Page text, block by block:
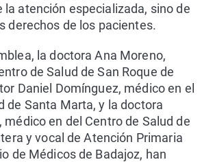
la atención especializada, sino de
derechos de los pacientes.
la doctora Ana Moreno,
de Salud de San Roque de
Daniel Domínguez, médico en el
de Santa Marta, y la doctora
médico en del Centro de Salud de
y vocal de Atención Primaria
de Médicos de Badajoz, han